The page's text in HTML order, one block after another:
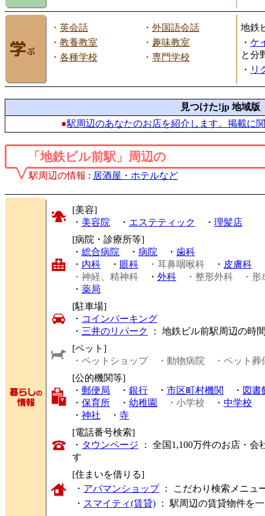
・ 英会話 ・ 外国語会話
・ 教養教室 ・ 趣味教室
・ 各種学校 ・ 専門学校
地鉄
・ ケ
と分
・ リ
見つけた!jp 地域版
●駅周辺のあなたのお店を紹介します。掲載に
「地鉄ビル前駅」周辺の
駅周辺の情報 : 居酒屋・ホテルなど
[美容]
・ 美容院 ・ エステティック ・ 理髪店
[病院・診療所等]
・ 総合病院 ・ 病院 ・ 歯科
・ 内科 ・ 眼科 ・耳鼻咽喉科 ・ 皮膚科
・神経、精神科 ・ 外科 ・整形外科
・
・ 薬局
[駐車場]
・ コインパーキング
・ 三井のリパーク
： 地鉄ビル前駅周辺の時
[ペット]
・ペットショップ
・動物病院
・ペット葬
[公的機関等]
・ 郵便局 ・ 銀行 ・ 市区町村機関 ・ 図書
・ 保育所 ・ 幼稚園 ・小学校 ・ 中学校
・ 神社 ・ 寺
[電話番号検索]
・ タウンページ ： 全国1,100万件のお店・
す
[住まいを借りる]
・ アパマンショップ： こだわり検索メニュ
・ スマイティ(賃貸) ： 駅周辺の賃貸物件を